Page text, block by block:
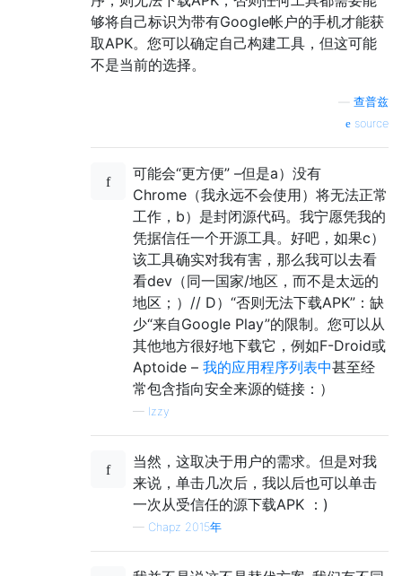
够将自己标识为带有Google帐户的手机才能获
取APK。您可以确定自己构建工具，但这可能
不是当前的选择。
查普兹
source
可能会“更方便” –但是a）没有
Chrome（我永远不会使用）将无法正常
工作，b）是封闭源代码。我宁愿凭我的
凭据信任一个开源工具。好吧，如果c）
该工具确实对我有害，那么我可以去看
看dev（同一国家/地区，而不是太远的
地区；）// D）“否则无法下载APK”：缺
少“来自Google Play”的限制。您可以从
其他地方很好地下载它，例如F-Droid或
Aptoide – 我的应用程序列表中甚至经
常包含指向安全来源的链接：）
— Izzy
当然，这取决于用户的需求。但是对我
来说，单击几次后，我以后也可以单击
一次从受信任的源下载APK ：)
— Chapz 2015年